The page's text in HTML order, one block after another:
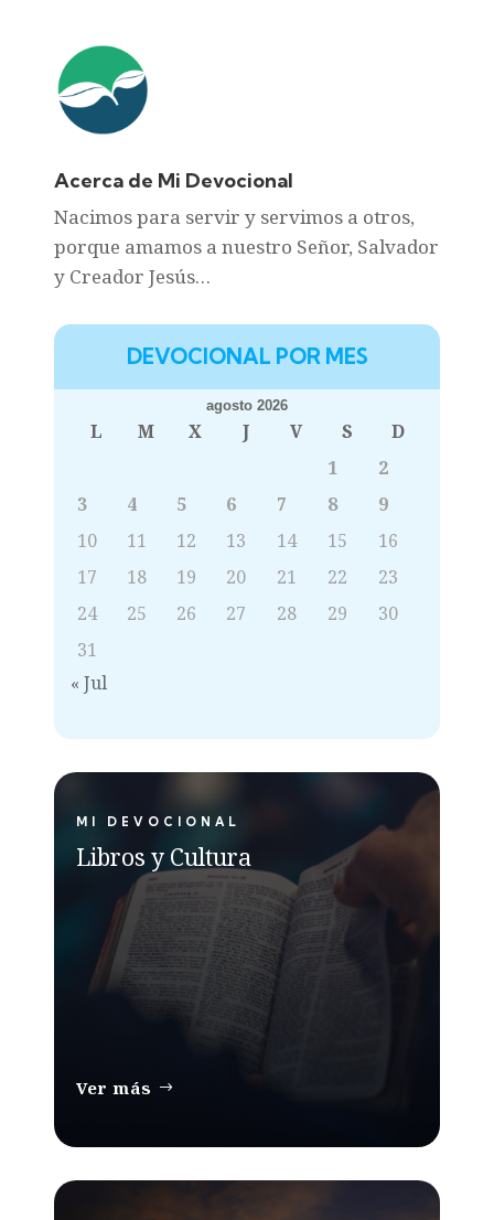
Acerca de Mi Devocional
Nacimos para servir y servimos a otros,
porque amamos a nuestro Señor, Salvador
y Creador Jesús…
DEVOCIONAL POR MES
agosto 2026
L M X J V S
D
1
2
3
4 5 6 7 8
9
10
11 12 13 14 15
16
17
18 19 20 21 22
23
24
25 26 27 28 29
30
31
« Jul
MI DEVOCIONAL
Libros y Cultura
Ver más